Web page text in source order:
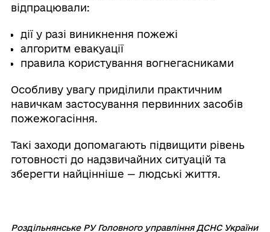
відпрацювали:
дії у разі виникнення пожежі
алгоритм евакуації
правила користування вогнегасниками
Особливу увагу приділили практичним
навичкам застосування первинних засобів
пожежогасіння.
Такі заходи допомагають підвищити рівень
готовності до надзвичайних ситуацій та
зберегти найцінніше — людські життя.
Роздільнянське РУ Головного управління ДСНС України